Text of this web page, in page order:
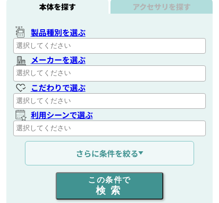
本体を探す アクセサリを探す
製品種別を選ぶ
メーカーを選ぶ
こだわりで選ぶ
利用シーンで選ぶ
通信距離を選ぶ
出力を選ぶ
同時通話人数を選ぶ
さらに条件を絞る
この条件で
検索